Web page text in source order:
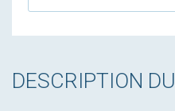
DESCRIPTION DU